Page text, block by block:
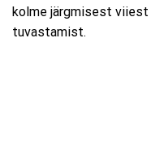
kolme järgmisest
tuvastamist.